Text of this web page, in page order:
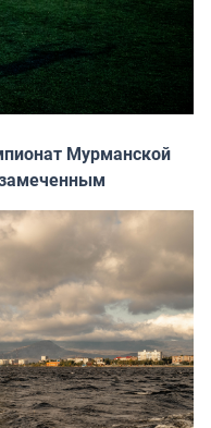
Мурманской